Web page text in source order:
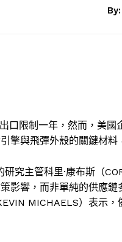
By:
口限制一年，然而，美
擎與飛彈外殼的關鍵材料
究主管科里·康布斯（
影響，而非單純的供應
MICHAELS）表示